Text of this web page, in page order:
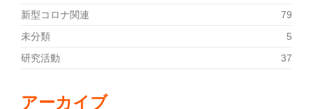
新型コロナ関連
79
未分類
5
研究活動
37
アーカイブ